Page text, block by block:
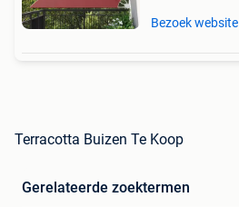
Bezoek website
Terracotta Buizen Te Koop
Gerelateerde zoektermen